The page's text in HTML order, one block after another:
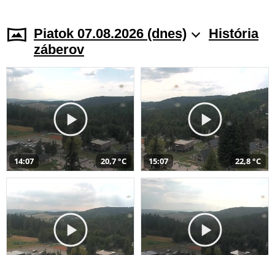
Piatok 07.08.2026 (dnes)
História
záberov
14:07 20,7 °C 15:07 22,8 °C